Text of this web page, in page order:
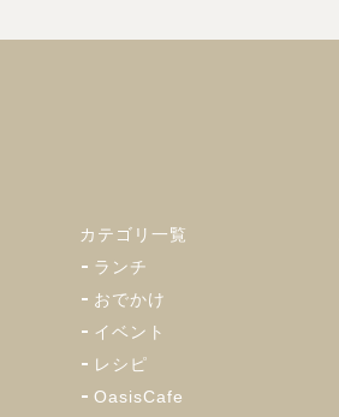
カテゴリ一覧
ランチ
おでかけ
イベント
レシピ
OasisCafe